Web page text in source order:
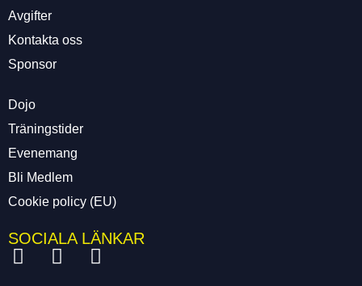
Avgifter
Kontakta oss
Sponsor
Dojo
Träningstider
Evenemang
Bli Medlem
Cookie policy (EU)
SOCIALA LÄNKAR